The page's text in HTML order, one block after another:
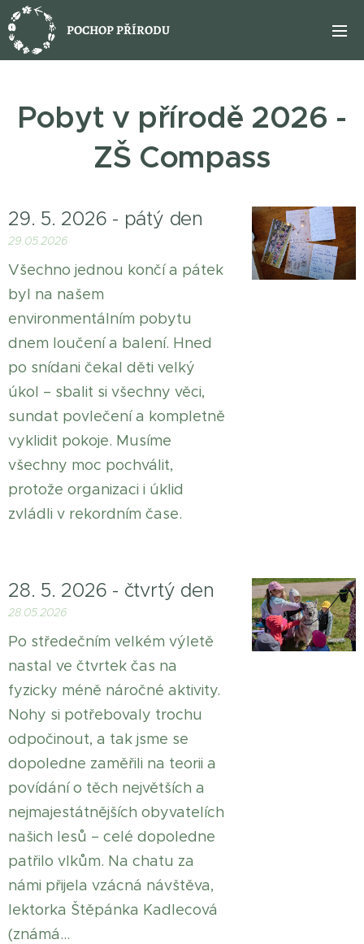
POCHOP PŘÍRODU
Pobyt v přírodě 2026 -
ZŠ Compass
29. 5. 2026 - pátý den
29.05.2026
Všechno jednou končí a pátek
byl na našem
environmentálním pobytu
dnem loučení a balení. Hned
po snídani čekal děti velký
úkol – sbalit si všechny věci,
sundat povlečení a kompletně
vyklidit pokoje. Musíme
všechny moc pochválit,
protože organizaci i úklid
zvládli v rekordním čase.
28. 5. 2026 - čtvrtý den
28.05.2026
Po středečním velkém výletě
nastal ve čtvrtek čas na
fyzicky méně náročné aktivity.
Nohy si potřebovaly trochu
odpočinout, a tak jsme se
dopoledne zaměřili na teorii a
povídání o těch největších a
nejmajestátnějších obyvatelích
našich lesů – celé dopoledne
patřilo vlkům. Na chatu za
námi přijela vzácná návštěva,
lektorka Štěpánka Kadlecová
(známá...